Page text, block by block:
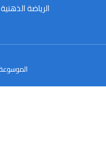
الرياضة الذهنية